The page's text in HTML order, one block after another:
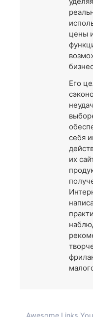
цены
Его
себя
их